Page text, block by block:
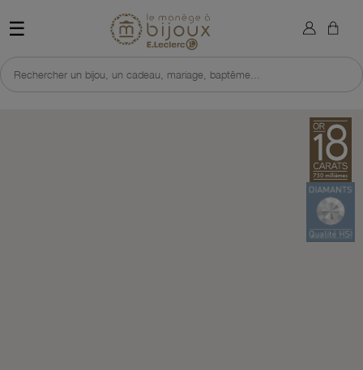
☰ Retour à l'accueil du site
Rechercher un bijou, un cadeau, mariage, baptême...
×